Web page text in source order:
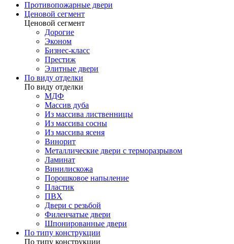
Противопожарные двери
Ценовой сегмент
Ценовой сегмент
Дорогие
Эконом
Бизнес-класс
Престиж
Элитные двери
По виду отделки
По виду отделки
МДФ
Массив дуба
Из массива лиственницы
Из массива сосны
Из массива ясеня
Винорит
Металлические двери с терморазрывом
Ламинат
Винилискожа
Порошковое напыление
Пластик
ПВХ
Двери с резьбой
Филенчатые двери
Шпонированные двери
По типу конструкции
По типу конструкции